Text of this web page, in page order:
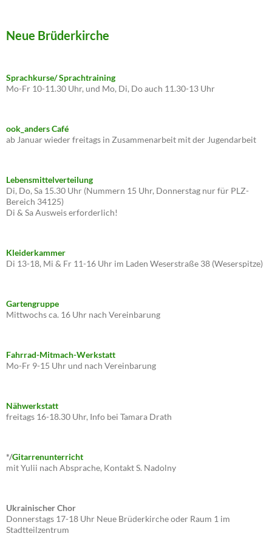
Neue Brüderkirche
Sprachkurse/ Sprachtraining
Mo-Fr 10-11.30 Uhr, und Mo, Di, Do auch 11.30-13 Uhr
ook_anders Café
ab Januar wieder freitags in Zusammenarbeit mit der Jugendarbeit
Lebensmittelverteilung
Di, Do, Sa 15.30 Uhr (Nummern 15 Uhr, Donnerstag nur für PLZ-
Bereich 34125)
Di & Sa Ausweis erforderlich!
Kleiderkammer
Di 13-18, Mi & Fr 11-16 Uhr im Laden Weserstraße 38 (Weserspitze)
Gartengruppe
Mittwochs ca. 16 Uhr nach Vereinbarung
Fahrrad-Mitmach-Werkstatt
Mo-Fr 9-15 Uhr und nach Vereinbarung
Nähwerkstatt
freitags 16-18.30 Uhr, Info bei Tamara Drath
*/Gitarrenunterricht
mit Yulii nach Absprache, Kontakt S. Nadolny
Ukrainischer Chor
Donnerstags 17-18 Uhr Neue Brüderkirche oder Raum 1 im
Stadtteilzentrum